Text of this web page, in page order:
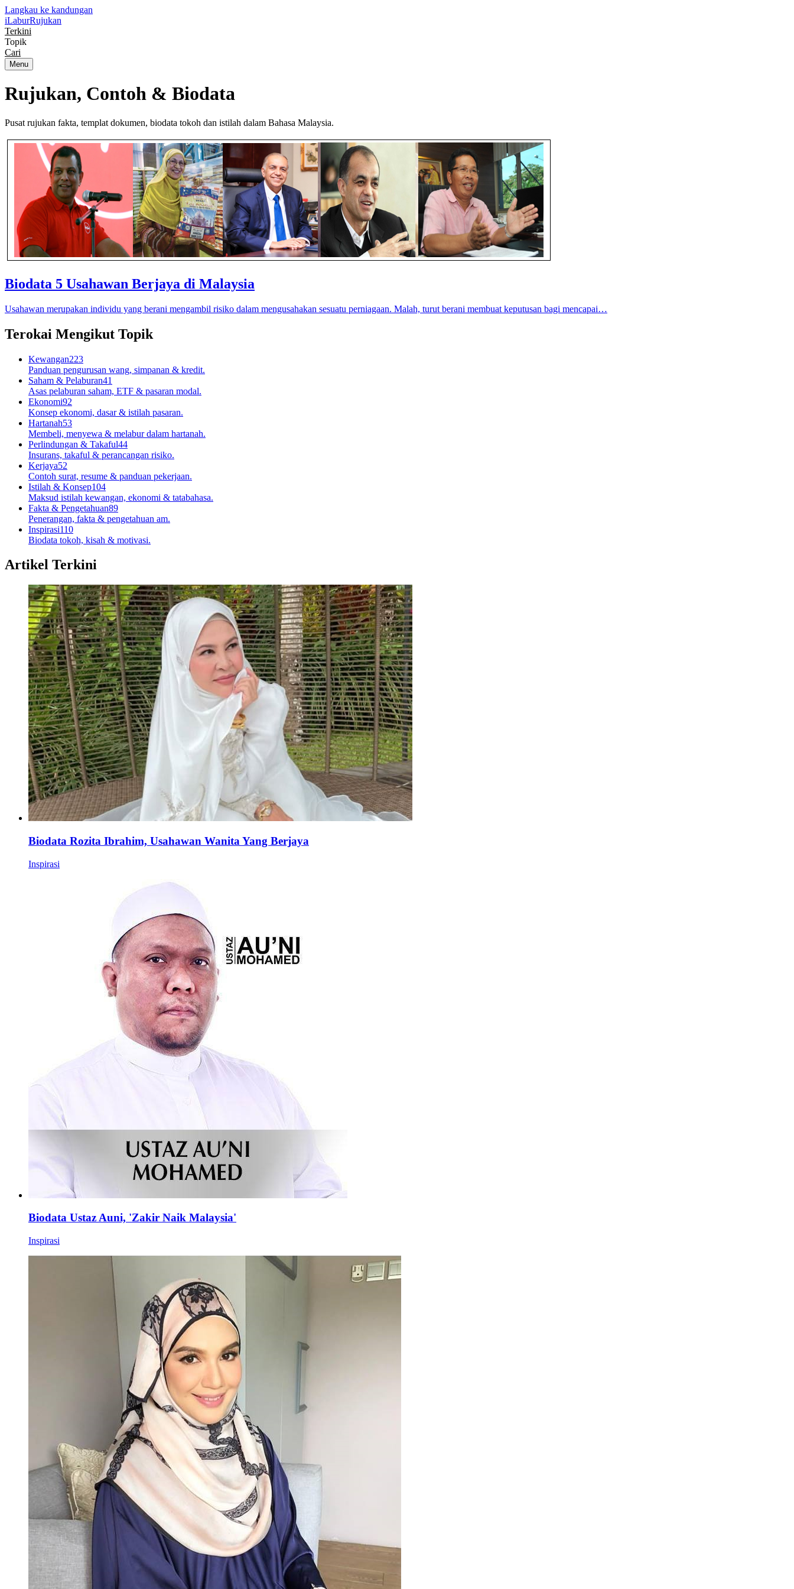
Langkau ke kandungan
iLaburRujukan
Terkini
Topik
Cari
Menu
Rujukan, Contoh & Biodata
Pusat rujukan fakta, templat dokumen, biodata tokoh dan istilah dalam Bahasa Malaysia.
Biodata 5 Usahawan Berjaya di Malaysia
Usahawan merupakan individu yang berani mengambil risiko dalam mengusahakan sesuatu perniagaan. Malah, turut berani membuat keputusan bagi mencapai…
Terokai Mengikut Topik
Kewangan223
Panduan pengurusan wang, simpanan & kredit.
Saham & Pelaburan41
Asas pelaburan saham, ETF & pasaran modal.
Ekonomi92
Konsep ekonomi, dasar & istilah pasaran.
Hartanah53
Membeli, menyewa & melabur dalam hartanah.
Perlindungan & Takaful44
Insurans, takaful & perancangan risiko.
Kerjaya52
Contoh surat, resume & panduan pekerjaan.
Istilah & Konsep104
Maksud istilah kewangan, ekonomi & tatabahasa.
Fakta & Pengetahuan89
Penerangan, fakta & pengetahuan am.
Inspirasi110
Biodata tokoh, kisah & motivasi.
Artikel Terkini
Biodata Rozita Ibrahim, Usahawan Wanita Yang Berjaya
Inspirasi
Biodata Ustaz Auni, 'Zakir Naik Malaysia'
Inspirasi